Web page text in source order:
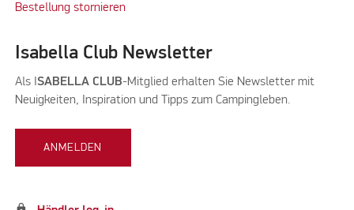
Bestellung stornieren
Isabella Club Newsletter
Als ISABELLA CLUB-Mitglied erhalten Sie Newsletter mit
Neuigkeiten, Inspiration und Tipps zum Campingleben.
ANMELDEN